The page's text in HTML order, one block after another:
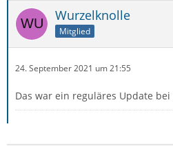
Wurzelknolle
Mitglied
24. September 2021 um 21:55
Das war ein reguläres Update